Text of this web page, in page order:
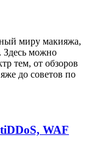
миру макияжа,
Здесь можно
тем, от обзоров
до советов по
WAF